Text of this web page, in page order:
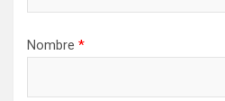
Nombre *